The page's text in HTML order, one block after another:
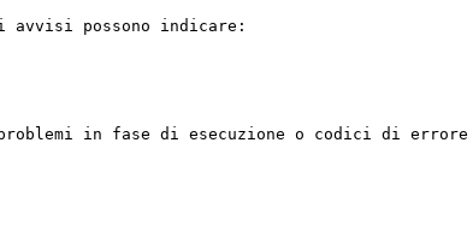
avvisi possono indicare:
in fase di esecuzione o codici di